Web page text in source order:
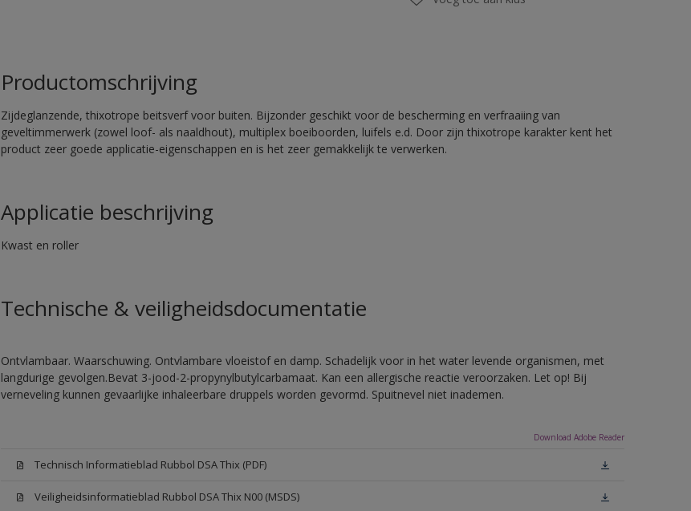
Productomschrijving
Zijdeglanzende, thixotrope beitsverf voor buiten. Bijzonder geschikt voor de bescherming en verfraaiing van
geveltimmerwerk (zowel loof- als naaldhout), multiplex boeiboorden, luifels e.d. Door zijn thixotrope karakter kent het
product zeer goede applicatie-eigenschappen en is het zeer gemakkelijk te verwerken.
Applicatie beschrijving
Kwast en roller
Technische & veiligheidsdocumentatie
Ontvlambaar. Waarschuwing. Ontvlambare vloeistof en damp. Schadelijk voor in het water levende organismen, met
langdurige gevolgen.Bevat 3-jood-2-propynylbutylcarbamaat. Kan een allergische reactie veroorzaken. Let op! Bij
verneveling kunnen gevaarlijke inhaleerbare druppels worden gevormd. Spuitnevel niet inademen.
Download Adobe Reader
Technisch Informatieblad Rubbol DSA Thix (PDF)
Veiligheidsinformatieblad Rubbol DSA Thix N00 (MSDS)